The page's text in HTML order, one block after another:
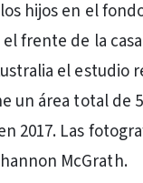
hijos en el
frente de la
el estudio
un área total de
2017. Las
McGrath.